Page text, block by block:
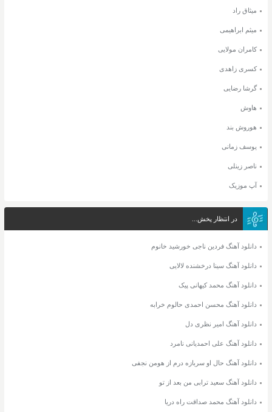
میثاق راد
میثم ابراهیمی
کامران مولایی
کسری زاهدی
گرشا رضایی
هاوش
هوروش بند
یوسف زمانی
ناصر زینلی
آپ موزیک
در انتظار پخش...
دانلود آهنگ فردین ناجی خورشید خانوم
دانلود آهنگ سینا درخشنده لالایی
دانلود آهنگ محمد کیهانی پیک
دانلود آهنگ محسن احمدی حالوم خرابه
دانلود آهنگ امیر نظری دل
دانلود آهنگ علی احمدیانی نامرد
دانلود آهنگ حال او سربازه درم از هومن نجفی
دانلود آهنگ سعید ترابی من بعد از تو
دانلود آهنگ محمد صداقت راه دریا